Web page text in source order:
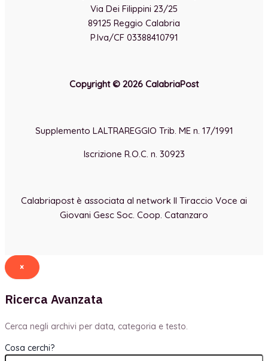
Via Dei Filippini 23/25
89125 Reggio Calabria
P.Iva/CF 03388410791
Copyright © 2026 CalabriaPost
Supplemento LALTRAREGGIO Trib. ME n. 17/1991
Iscrizione R.O.C. n. 30923
Calabriapost è associata al network Il Tiraccio Voce ai
Giovani Gesc Soc. Coop. Catanzaro
×
Ricerca Avanzata
Cerca negli archivi per data, categoria e testo.
Cosa cerchi?